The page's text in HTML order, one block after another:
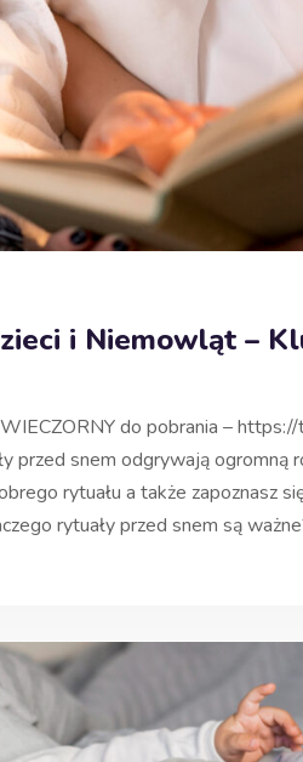
i Niemowląt –
do pobrania –
przed snem odgrywają ogromną
rytuału a także zapoznasz
rytuały przed snem są